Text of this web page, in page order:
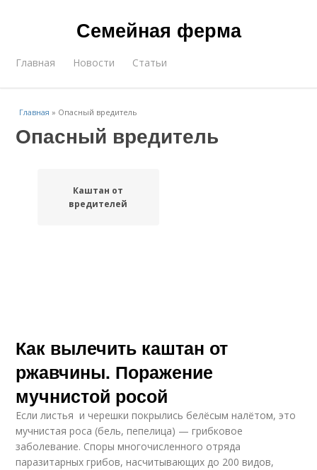
Семейная ферма
Главная Новости Статьи
Главная » Опасный вредитель
Опасный вредитель
Каштан от
вредителей
Как вылечить каштан от
ржавчины. Поражение
мучнистой росой
Если листья и черешки покрылись белёсым налётом, это
мучнистая роса (бель, пепелица) — грибковое
заболевание. Споры многочисленного отряда
паразитарных грибов, насчитывающих до 200 видов,